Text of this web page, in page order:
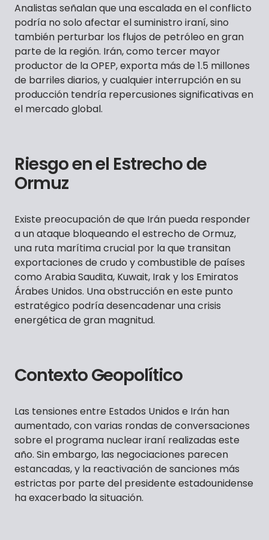
Analistas señalan que una escalada en el conflicto
podría no solo afectar el suministro iraní, sino
también perturbar los flujos de petróleo en gran
parte de la región. Irán, como tercer mayor
productor de la OPEP, exporta más de 1.5 millones
de barriles diarios, y cualquier interrupción en su
producción tendría repercusiones significativas en
el mercado global.
Riesgo en el Estrecho de
Ormuz
Existe preocupación de que Irán pueda responder
a un ataque bloqueando el estrecho de Ormuz,
una ruta marítima crucial por la que transitan
exportaciones de crudo y combustible de países
como Arabia Saudita, Kuwait, Irak y los Emiratos
Árabes Unidos. Una obstrucción en este punto
estratégico podría desencadenar una crisis
energética de gran magnitud.
Contexto Geopolítico
Las tensiones entre Estados Unidos e Irán han
aumentado, con varias rondas de conversaciones
sobre el programa nuclear iraní realizadas este
año. Sin embargo, las negociaciones parecen
estancadas, y la reactivación de sanciones más
estrictas por parte del presidente estadounidense
ha exacerbado la situación.